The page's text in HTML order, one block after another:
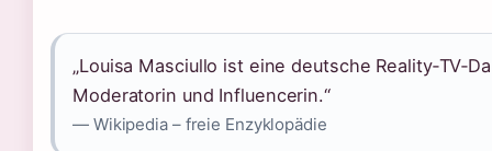
„Louisa Masciullo ist eine deutsche
Moderatorin und Influencerin.“
— Wikipedia – freie Enzyklopädie